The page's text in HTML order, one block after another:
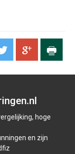
hoge
en zijn